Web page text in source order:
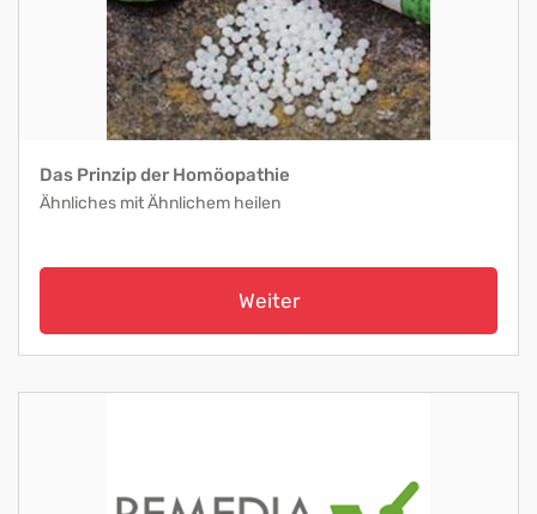
Das Prinzip der Homöopathie
Ähnliches mit Ähnlichem heilen
Weiter